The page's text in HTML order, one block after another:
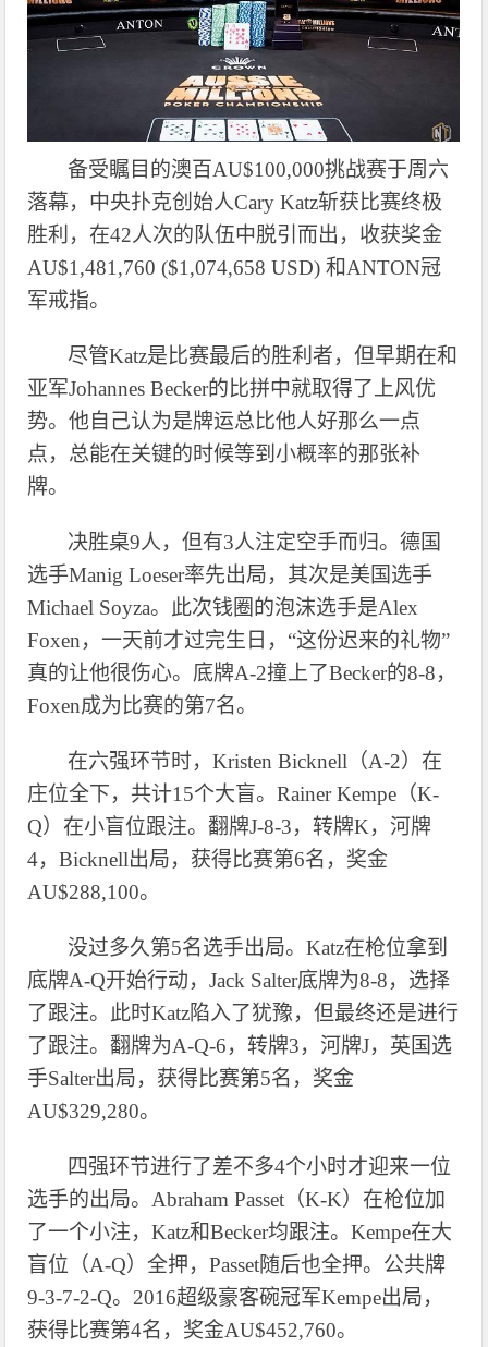
备受瞩目的澳百AU$100,000挑战赛于周六
落幕，中央扑克创始人Cary Katz斩获比赛终极
胜利，在42人次的队伍中脱引而出，收获奖金
AU$1,481,760 ($1,074,658 USD) 和ANTON冠
军戒指。
尽管Katz是比赛最后的胜利者，但早期在和
亚军Johannes Becker的比拼中就取得了上风优
势。他自己认为是牌运总比他人好那么一点
点，总能在关键的时候等到小概率的那张补
牌。
决胜桌9人，但有3人注定空手而归。德国
选手Manig Loeser率先出局，其次是美国选手
Michael Soyza。此次钱圈的泡沫选手是Alex
Foxen，一天前才过完生日，“这份迟来的礼物”
真的让他很伤心。底牌A-2撞上了Becker的8-8，
Foxen成为比赛的第7名。
在六强环节时，Kristen Bicknell（A-2）在
庄位全下，共计15个大盲。Rainer Kempe（K-
Q）在小盲位跟注。翻牌J-8-3，转牌K，河牌
4，Bicknell出局，获得比赛第6名，奖金
AU$288,100。
没过多久第5名选手出局。Katz在枪位拿到
底牌A-Q开始行动，Jack Salter底牌为8-8，选择
了跟注。此时Katz陷入了犹豫，但最终还是进行
了跟注。翻牌为A-Q-6，转牌3，河牌J，英国选
手Salter出局，获得比赛第5名，奖金
AU$329,280。
四强环节进行了差不多4个小时才迎来一位
选手的出局。Abraham Passet（K-K）在枪位加
了一个小注，Katz和Becker均跟注。Kempe在大
盲位（A-Q）全押，Passet随后也全押。公共牌
9-3-7-2-Q。2016超级豪客碗冠军Kempe出局，
获得比赛第4名，奖金AU$452,760。